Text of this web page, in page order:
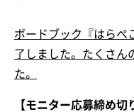
ボードブック『はらぺ
了しました。たくさん
た。
【モニター応募締め